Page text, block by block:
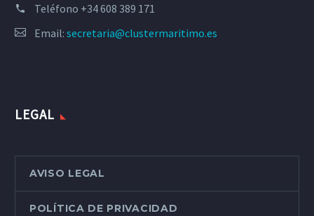
Teléfono +34 608 389 171
Email: secretaria@clustermaritimo.es
LEGAL
AVISO LEGAL
POLÍTICA DE PRIVACIDAD